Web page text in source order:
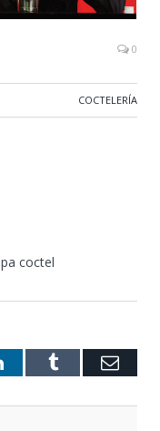
0
COCTELERÍA
coctel
LinkedInTumblr